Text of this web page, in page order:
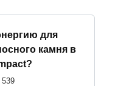
для
камня в
539